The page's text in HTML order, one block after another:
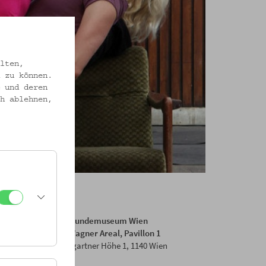
Volkskundemuseum Wien
Otto Wagner Areal, Pavillon 1
Baumgartner Höhe 1, 1140 Wien
können.
deren
ablehnen,